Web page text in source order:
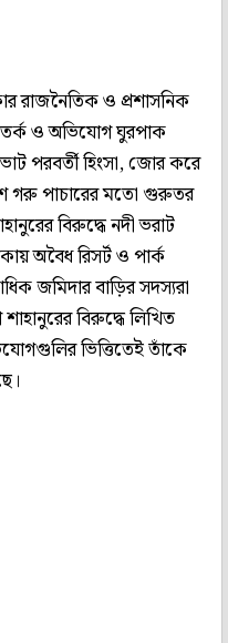
রাজনৈতিক ও প্রশাসনিক
ও অভিযোগ ঘুরপাক
পরবর্তী হিংসা, জোর করে
গরু পাচারের মতো গুরুতর
বিরুদ্ধে নদী ভরাট
অবৈধ রিসর্ট ও পার্ক
জমিদার বাড়ির সদস্যরা
বিরুদ্ধে লিখিত
ভিত্তিতেই তাঁকে